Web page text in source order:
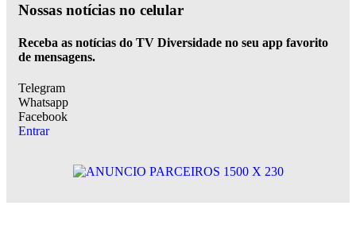
Nossas notícias no celular
Receba as notícias do TV Diversidade no seu app favorito
de mensagens.
Telegram
Whatsapp
Facebook
Entrar